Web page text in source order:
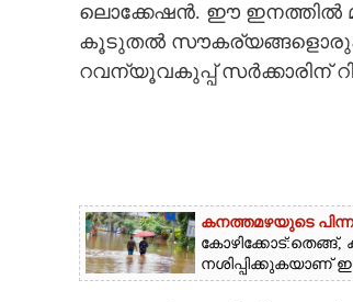
ലൊക്കേഷൻ. ഈ ഇനത്തിൽ
കൂടുതൽ
റവന്യൂവകുപ്പ് സർക്കാരിന്
കനത്തമഴയുടെ
കോഴിക്കോട്:തെങ്ങ്,
നശിപ്പിക്കുകയാണ്